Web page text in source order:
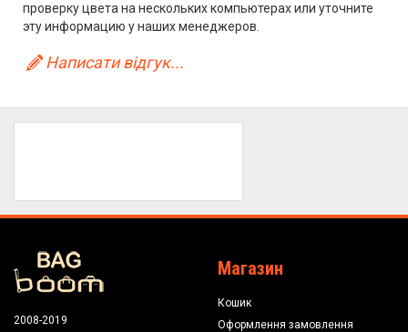
проверку цвета на нескольких компьютерах или уточните
эту информацию у наших менеджеров.
Написати відгук...
2008-2019
Магазин
Кошик
Оформлення замовлення